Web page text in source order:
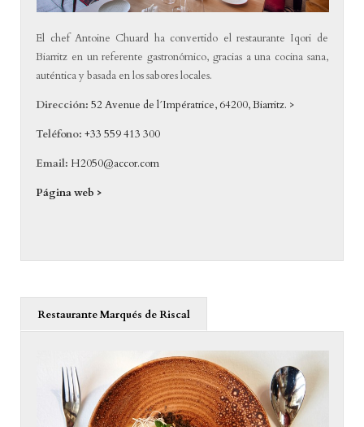
El chef Antoine Chuard ha convertido el restaurante Iqori de
Biarritz en un referente gastronómico, gracias a una cocina sana,
auténtica y basada en los sabores locales.
Dirección: 52 Avenue de l´Impératrice, 64200, Biarritz. >
Teléfono:+33 559 413 300
Email: H2050@accor.com
Página web >
Restaurante Marqués de Riscal